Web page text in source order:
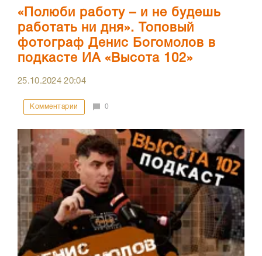
«Полюби работу – и не будешь
работать ни дня». Топовый
фотограф Денис Богомолов в
подкасте ИА «Высота 102»
25.10.202420:04
Комментарии 0